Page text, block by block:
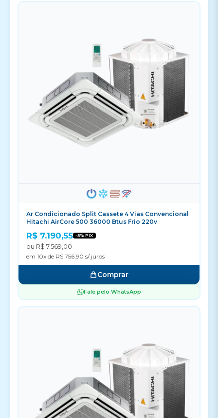
Ar Condicionado Split Cassete 4 Vias Convencional
Hitachi AirCore 500 36000 Btus Frio 220v
R$ 7.190,55 -5% PIX
ou R$ 7.569,00
em 10x de R$ 756,90 s/ juros
Comprar
Fale pelo WhatsApp